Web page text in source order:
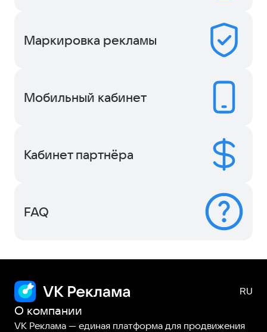
Маркировка рекламы
Мобильный кабинет
Кабинет партнёра
FAQ
О компании
VK Реклама — единая платформа для продвижения